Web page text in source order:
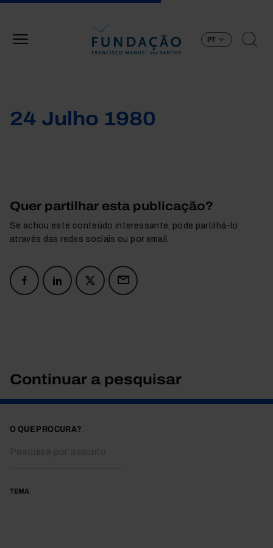
PT
24 Julho 1980
Quer partilhar esta publicação?
Se achou este conteúdo interessante, pode partilhá-lo
através das redes sociais ou por email.
Continuar a pesquisar
O QUE PROCURA?
TEMA